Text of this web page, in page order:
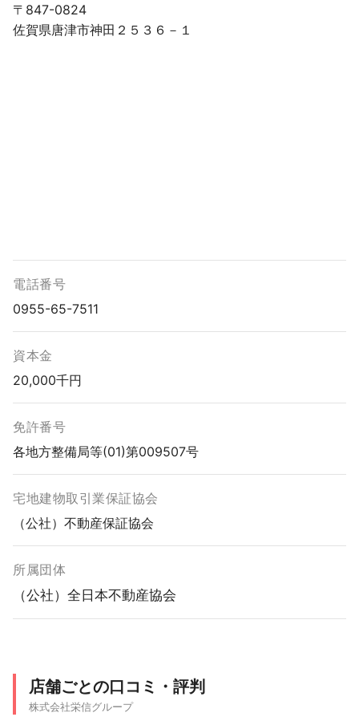
〒847-0824
佐賀県唐津市神田２５３６－１
電話番号
0955-65-7511
資本金
20,000千円
免許番号
各地方整備局等(01)第009507号
宅地建物取引業保証協会
（公社）不動産保証協会
所属団体
（公社）全日本不動産協会
店舗ごとの口コミ・評判
株式会社栄信グループ